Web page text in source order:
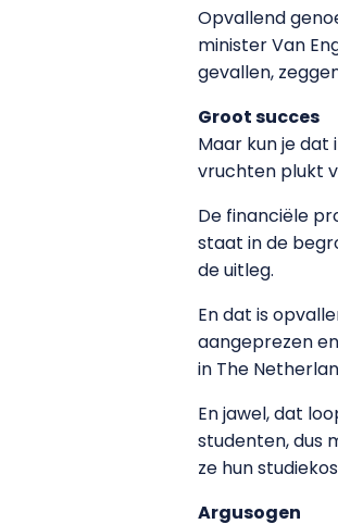
Opvallend
minister Van
gevallen,
Groot succes
Maar kun je dat
vruchten plukt
De financiële
staat in de
de uitleg.
En dat is
aangeprezen
in The
En jawel, dat
studenten, dus
ze hun
Argusogen